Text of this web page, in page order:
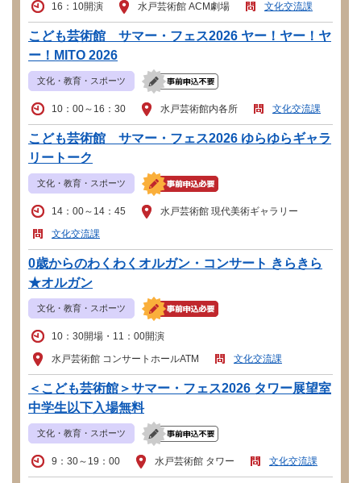
16：10開演 水戸芸術館 ACM劇場 文化交流課
こども芸術館 サマー・フェス2026 ヤー！ヤー！ヤ
ー！MITO 2026
文化・教育・スポーツ
10：00～16：30 水戸芸術館内各所 文化交流課
こども芸術館 サマー・フェス2026 ゆらゆらギャラ
リートーク
文化・教育・スポーツ
14：00～14：45
水戸芸術館 現代美術ギャラリー
文化交流課
0歳からのわくわくオルガン・コンサート きらきら
★オルガン
文化・教育・スポーツ
10：30開場・11：00開演
水戸芸術館 コンサートホールATM
文化交流課
＜こども芸術館＞サマー・フェス2026 タワー展望室
中学生以下入場無料
文化・教育・スポーツ
9：30～19：00 水戸芸術館 タワー 文化交流課